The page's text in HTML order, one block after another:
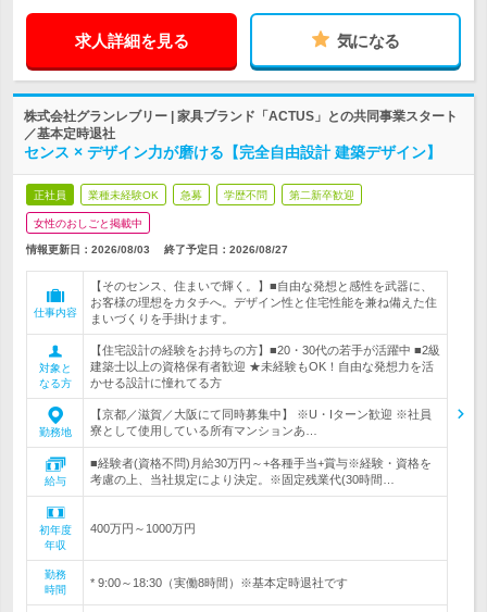
求人詳細を見る 気になる
株式会社グランレブリー | 家具ブランド「ACTUS」との共同事業スタート
／基本定時退社
センス × デザイン力が磨ける【完全自由設計 建築デザイン】
正社員 業種未経験OK 急募 学歴不問 第二新卒歓迎
女性のおしごと掲載中
情報更新日：2026/08/03 終了予定日： 2026/08/27
仕事内容
【そのセンス、住まいで輝く。】■自由な発想と感性を武器に、
お客様の理想をカタチへ。デザイン性と住宅性能を兼ね備えた住
まいづくりを手掛けます。
対象と
なる方
【住宅設計の経験をお持ちの方】■20・30代の若手が活躍中 ■2級
建築士以上の資格保有者歓迎 ★未経験もOK！自由な発想力を活
かせる設計に憧れてる方
勤務地
【京都／滋賀／大阪にて同時募集中】 ※U・Iターン歓迎 ※社員
寮として使用している所有マンションあ…
給与
■経験者(資格不問)月給30万円～+各種手当+賞与※経験・資格を
考慮の上、当社規定により決定。※固定残業代(30時間…
初年度
年収
400万円～1000万円
勤務
時間
* 9:00～18:30（実働8時間）※基本定時退社です